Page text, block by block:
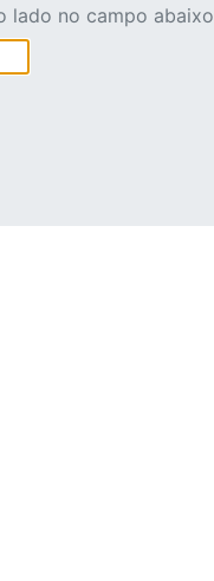
lado no campo abaixo